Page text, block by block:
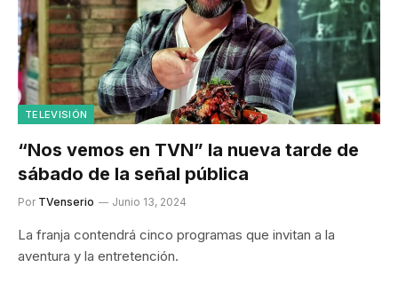
TELEVISIÓN
“Nos vemos en TVN” la nueva tarde de
sábado de la señal pública
Por TVenserio Junio 13, 2024
La franja contendrá cinco programas que invitan a la
aventura y la entretención.